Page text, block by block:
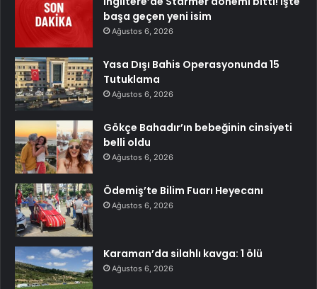
başa geçen yeni isim
Ağustos 6, 2026
Yasa Dışı Bahis Operasyonunda 15
Tutuklama
Ağustos 6, 2026
Gökçe Bahadır’ın bebeğinin cinsiyeti
belli oldu
Ağustos 6, 2026
Ödemiş’te Bilim Fuarı Heyecanı
Ağustos 6, 2026
Karaman’da silahlı kavga: 1 ölü
Ağustos 6, 2026